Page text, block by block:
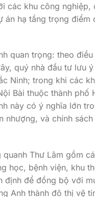
các khu công nghiệp,
án hạ tầng trọng điểm
quan trọng: theo
quý nhà đầu tư lưu
Ninh; trong khi các
Bài thuộc thành phố
này có ý nghĩa lớn
nhượng, và chính
quanh Thư Lâm gồm
học, bệnh viện, khu
định để đồng bộ với
Anh thành đô thị vệ